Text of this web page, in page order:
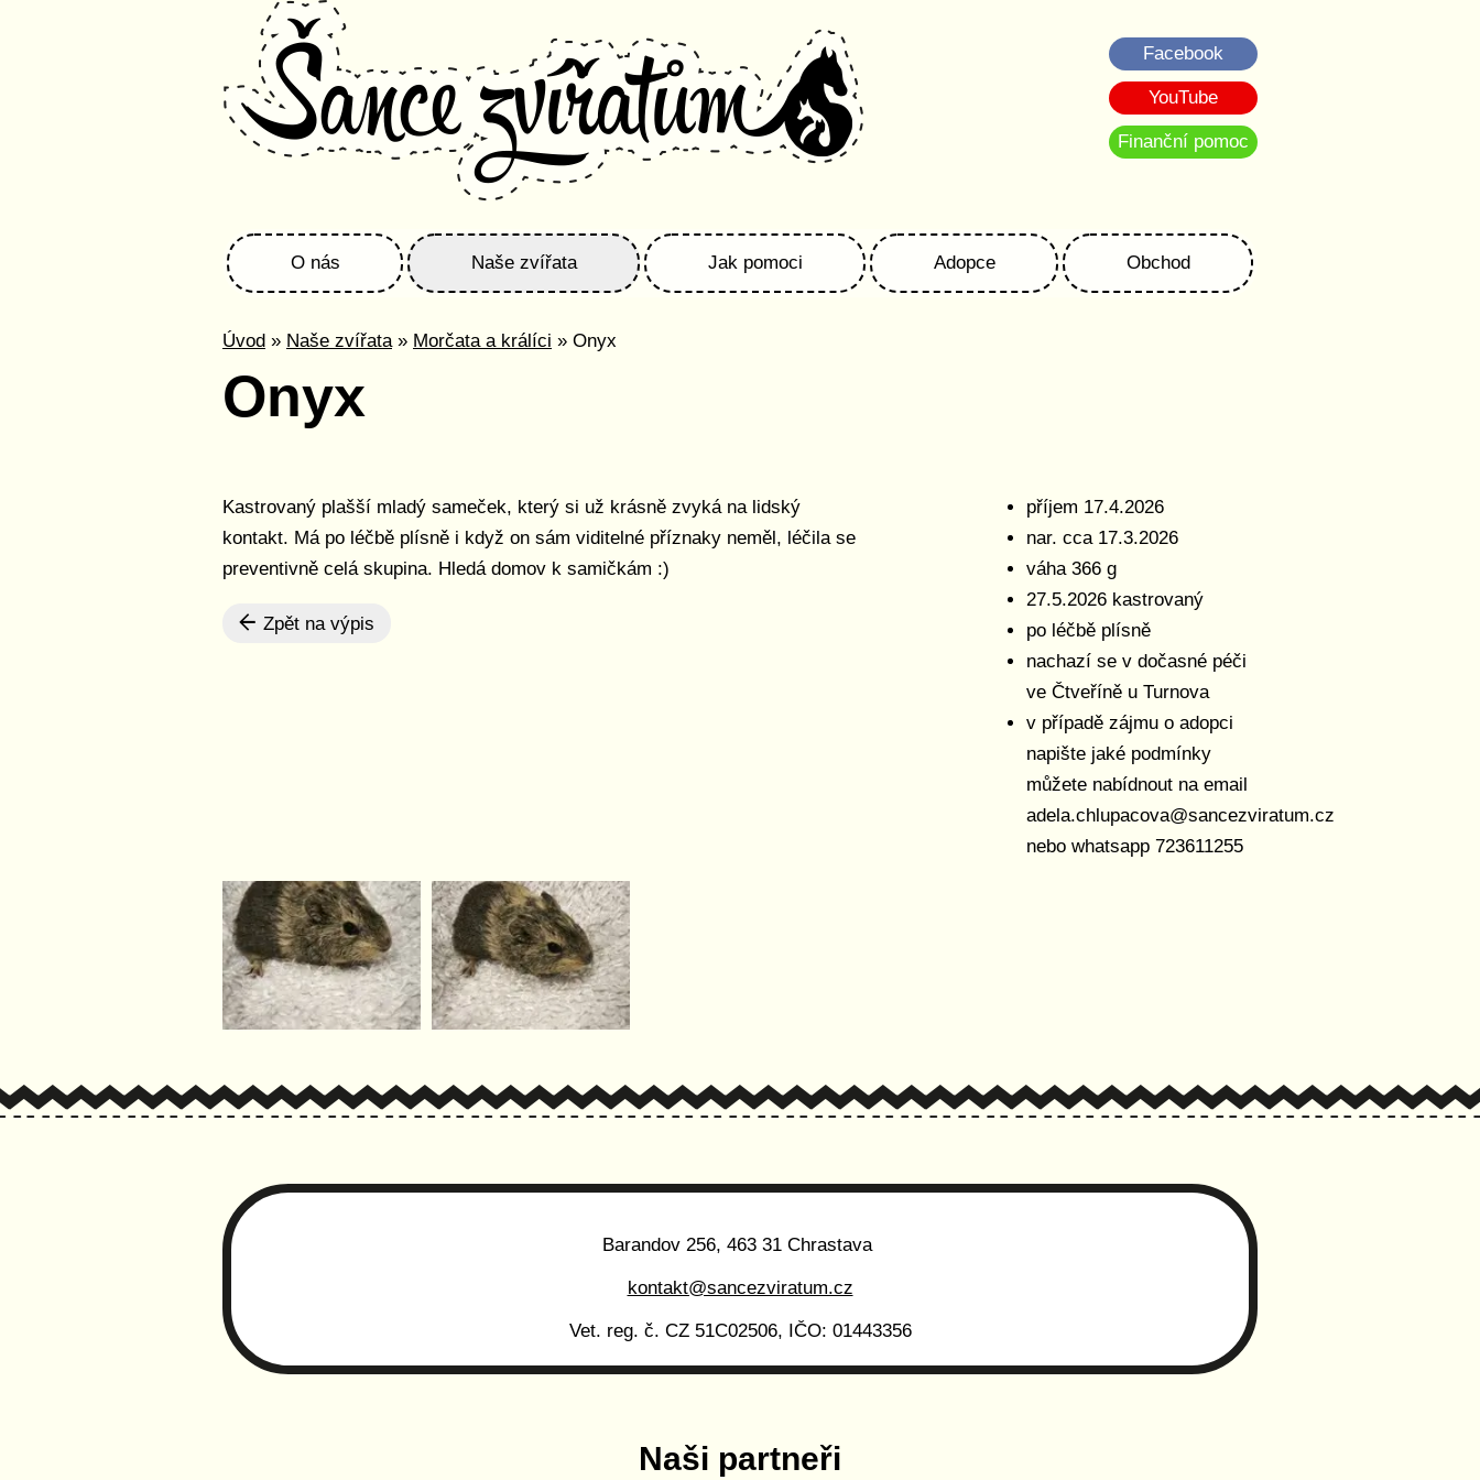
Facebook
YouTube
Finanční pomoc
O nás Naše zvířata Jak pomoci Adopce Obchod
Úvod » Naše zvířata» Morčata a králíci » Onyx
Onyx
Kastrovaný plašší mladý sameček, který si už krásně zvyká na lidský
kontakt. Má po léčbě plísně i když on sám viditelné příznaky neměl, léčila se
preventivně celá skupina. Hledá domov k samičkám :)
Zpět na výpis
příjem 17.4.2026
nar. cca 17.3.2026
váha 366 g
27.5.2026 kastrovaný
po léčbě plísně
nachazí se v dočasné péči
ve Čtveříně u Turnova
v případě zájmu o adopci
napište jaké podmínky
můžete nabídnout na email
adela.chlupacova@sancezviratum.cz
nebo whatsapp 723611255
Barandov 256, 463 31 Chrastava
kontakt@sancezviratum.cz
Vet. reg. č. CZ 51C02506, IČO: 01443356
Naši partneři